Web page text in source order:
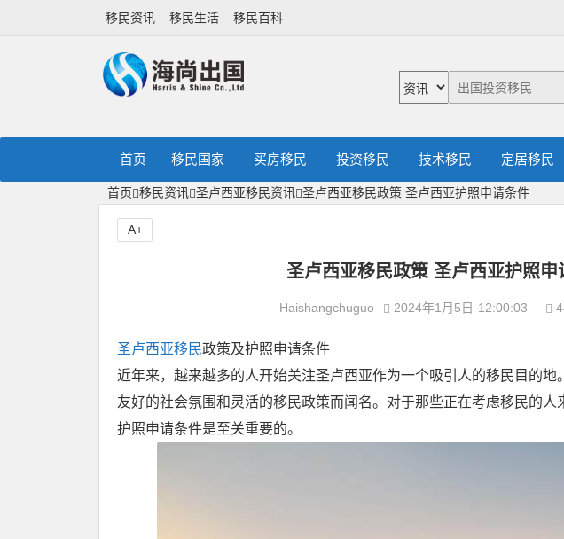
移民资讯 移民生活 移民百科
首页 移民国家 买房移民 投资移民 技术移民 定居移民
首页 移民资讯 圣卢西亚移民资讯 圣卢西亚移民政策 圣卢西亚护照申请条件
圣卢西亚移民政策 圣卢西亚护照申
Haishangchuguo 2024年1月5日 12:00:03
圣卢西亚移民政策及护照申请条件
近年来，越来越多的人开始关注圣卢西亚作为一个吸引人的移民目的地
友好的社会氛围和灵活的移民政策而闻名。对于那些正在考虑移民的人
护照申请条件是至关重要的。
A+